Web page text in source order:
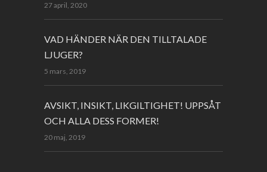
27 april, 2020
VAD HÄNDER NÄR DEN TILLTALADE
LJUGER?
5 mars, 2019
AVSIKT, INSIKT, LIKGILTIGHET! UPPSÅT
OCH ALLA DESS FORMER!
20 maj, 2019